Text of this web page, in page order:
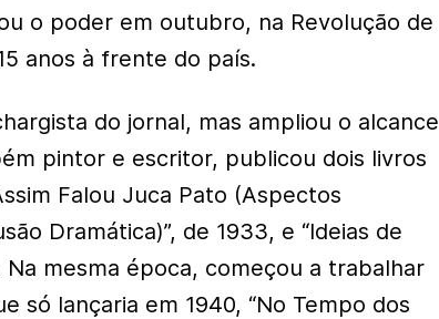
o poder em outubro, na Revolução de
anos à frente do país.
do jornal, mas ampliou o alcance
pintor e escritor, publicou dois livros
Falou Juca Pato (Aspectos
Dramática)”, de 1933, e “Ideias de
Na mesma época, começou a trabalhar
só lançaria em 1940, “No Tempo dos